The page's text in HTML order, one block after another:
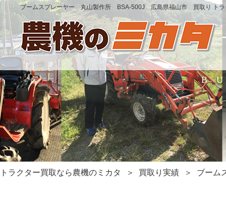
ブームスプレーヤー 丸山製作所 BSA-500J 広島県福山市 買取り トラ
トラクター買取なら農機のミカタ 買取り実績 ブーム